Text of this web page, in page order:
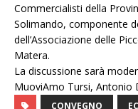
Commercialisti della
Solimando, componente
dell’Associazione delle
Matera.
La discussione sarà
MuoviAmo Tursi, Antonio
CONVEGNO